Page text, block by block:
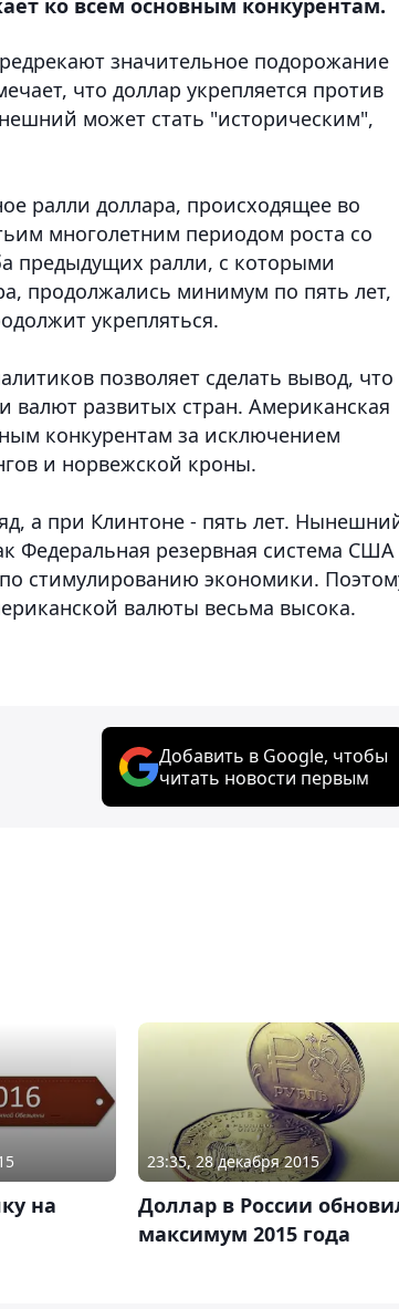
значительное подорожание
что доллар укрепляется против
может стать "историческим",
ралли доллара, происходящее во
многолетним периодом роста со
предыдущих ралли, с которыми
продолжались минимум по пять лет,
укрепляться.
позволяет сделать вывод, что
валют развитых стран. Американская
конкурентам за исключением
и норвежской кроны.
а при Клинтоне - пять лет.
Федеральная резервная система США
стимулированию экономики.
валюты весьма высока.
Добавить в Google, чтобы
читать новости первым
на
23:35, 28 декабря 2015
Доллар в России
максимум 2015 года